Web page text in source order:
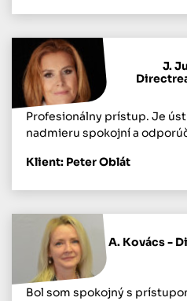
J.
Profesionálny prístup. Je
nadmieru spokojní a
Klient: Peter Oblát
A. Kovács -
Bol som spokojný s